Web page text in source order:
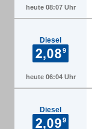
heute 08:07 Uhr
Diesel
heute 06:04 Uhr
Diesel